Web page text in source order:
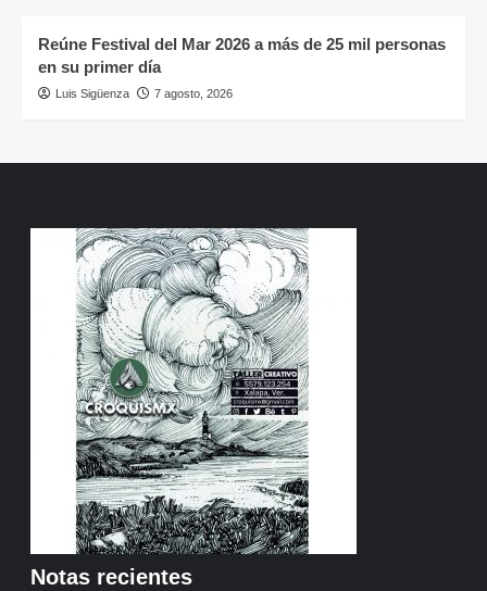
Reúne Festival del Mar 2026 a más de 25 mil personas
en su primer día
Luis Sigüenza 7 agosto, 2026
Notas recientes